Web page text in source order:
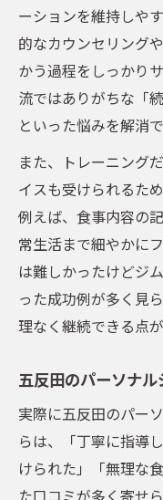
ーションを維持しや
的なカウンセリング
かう過程をしっかり
流ではありがちな「
といった悩みを解消で
また、トレーニング
イスも受けられるた
例えば、食事内容の
常生活まで細やかに
は難しかったけどジ
った成功例が多く見
理なく継続できる点
五反田のパーソナ
実際に五反田のパー
らは、「丁寧に指導
けられた」「無理な
た口コミが多く寄せ